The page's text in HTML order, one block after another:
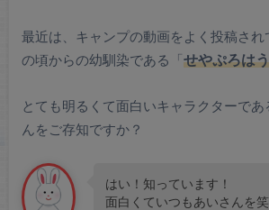
最近は、キャンプの動画をよく投稿され
の頃からの幼馴染である「せやぷろは
とても明るくて面白いキャラクターであ
んをご存知ですか？
はい！知っています！
面白くていつもあいさんを